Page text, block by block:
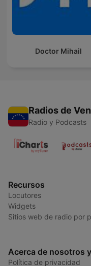
Doctor Mihail
Radios de
Radio y Podcasts
Recursos
Locutores
Widgets
Sitios web de radio por
Acerca de nosotros
Política de privacidad